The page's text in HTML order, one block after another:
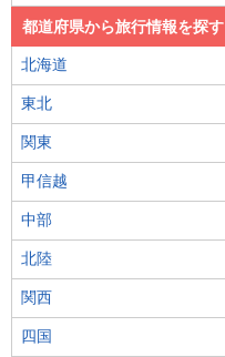
都道府県から旅行情報を探す
北海道
東北
関東
甲信越
中部
北陸
関西
四国